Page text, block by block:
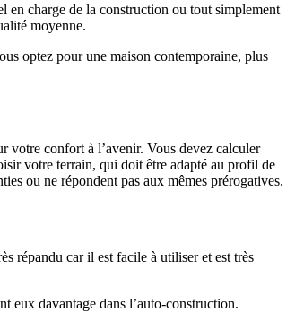
en charge de la construction ou tout simplement
moyenne.
optez pour une maison contemporaine, plus
votre confort à l’avenir. Vous devez calculer
votre terrain, qui doit être adapté au profil de
ou ne répondent pas aux mêmes prérogatives.
répandu car il est facile à utiliser et est très
eux davantage dans l’auto-construction.